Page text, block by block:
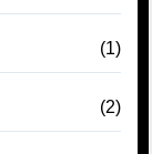
(1)
(2)